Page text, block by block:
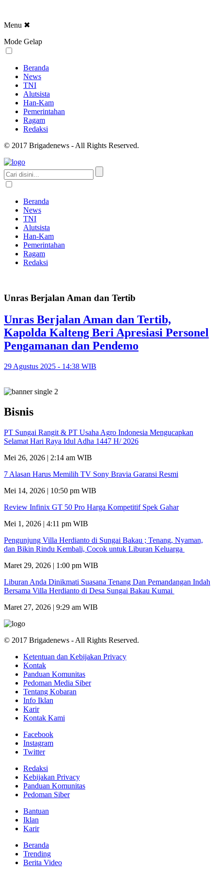
Menu ✖
Mode Gelap
Beranda
News
TNI
Alutsista
Han-Kam
Pemerintahan
Ragam
Redaksi
© 2017 Brigadenews - All Rights Reserved.
Beranda
News
TNI
Alutsista
Han-Kam
Pemerintahan
Ragam
Redaksi
Unras Berjalan Aman dan Tertib
Unras Berjalan Aman dan Tertib,
Kapolda Kalteng Beri Apresiasi Personel
Pengamanan dan Pendemo
29 Agustus 2025 - 14:38 WIB
Bisnis
PT Sungai Rangit & PT Usaha Agro Indonesia Mengucapkan
Selamat Hari Raya Idul Adha 1447 H/ 2026
Mei 26, 2026 | 2:14 am WIB
7 Alasan Harus Memilih TV Sony Bravia Garansi Resmi
Mei 14, 2026 | 10:50 pm WIB
Review Infinix GT 50 Pro Harga Kompetitif Spek Gahar
Mei 1, 2026 | 4:11 pm WIB
Pengunjung Villa Herdianto di Sungai Bakau ; Tenang, Nyaman,
dan Bikin Rindu Kembali, Cocok untuk Liburan Keluarga
Maret 29, 2026 | 1:00 pm WIB
Liburan Anda Dinikmati Suasana Tenang Dan Pemandangan Indah
Bersama Villa Herdianto di Desa Sungai Bakau Kumai
Maret 27, 2026 | 9:29 am WIB
© 2017 Brigadenews - All Rights Reserved.
Ketentuan dan Kebijakan Privacy
Kontak
Panduan Komunitas
Pedoman Media Siber
Tentang Kobaran
Info Iklan
Karir
Kontak Kami
Facebook
Instagram
Twitter
Redaksi
Kebijakan Privacy
Panduan Komunitas
Pedoman Siber
Bantuan
Iklan
Karir
Beranda
Trending
Berita Video